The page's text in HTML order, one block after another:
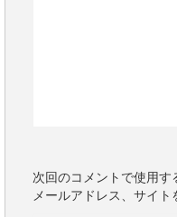
次回のコメントで使用す
メールアドレス、サイト